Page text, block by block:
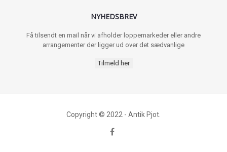
NYHEDSBREV
Få tilsendt en mail når vi afholder loppemarkeder eller andre
arrangementer der ligger ud over det sædvanlige
Tilmeld her
Copyright © 2022 - Antik Pjot.